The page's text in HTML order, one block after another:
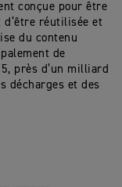
conçue pour être
réutilisée et
du contenu
de
près d’un milliard
décharges et des